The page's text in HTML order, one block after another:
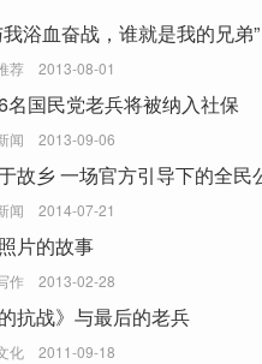
我浴血奋战，谁就是我的兄弟”
荐 2013-08-01
名国民党老兵将被纳入社保
闻 2013-09-06
故乡 一场官方引导下的全民
闻 2014-07-21
片的故事
作 2013-02-28
的抗战》与最后的老兵
化 2011-09-18